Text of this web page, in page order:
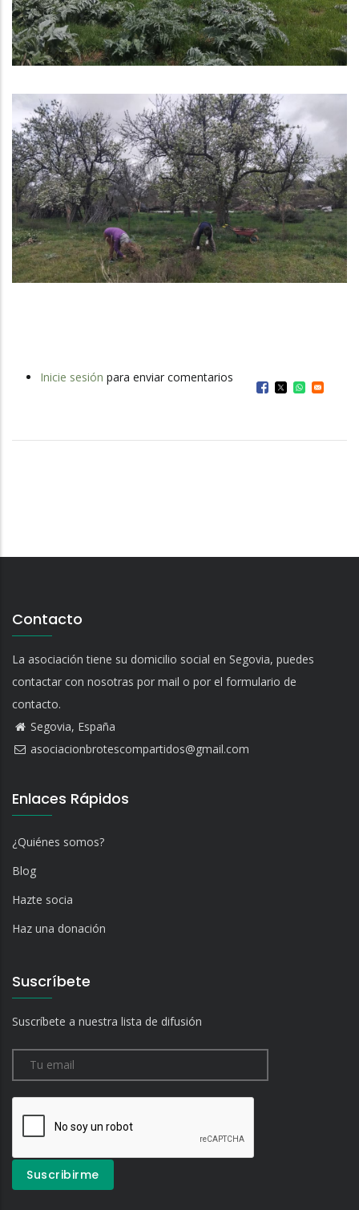
Inicie sesión para enviar comentarios
Contacto
La asociación tiene su domicilio social en Segovia, puedes
contactar con nosotras por mail o por el formulario de
contacto.
Segovia, España
asociacionbrotescompartidos@gmail.com
Enlaces Rápidos
¿Quiénes somos?
Blog
Hazte socia
Haz una donación
Suscríbete
Suscríbete a nuestra lista de difusión